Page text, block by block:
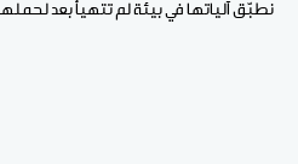
نطبّق آلياتها في بيئة لم تتهيأ بعد